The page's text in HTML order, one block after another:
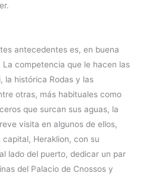
antecedentes es, en buena
competencia que le hacen las
la histórica Rodas y las
otras, más habituales como
que surcan sus aguas, la
visita en algunos de ellos,
Heraklion, con su
lado del puerto, dedicar un par
del Palacio de Cnossos y